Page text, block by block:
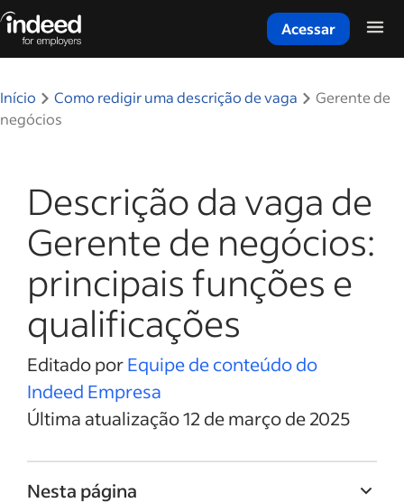
Acessar
Início
Como redigir uma descrição de vaga
Gerente de
negócios
Descrição da vaga de
Gerente de negócios:
principais funções e
qualificações
Editado porEquipe de conteúdo do
Indeed Empresa
Última atualização 12 de março de 2025
Nesta página